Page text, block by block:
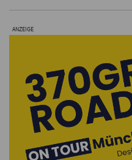
ANZEIGE